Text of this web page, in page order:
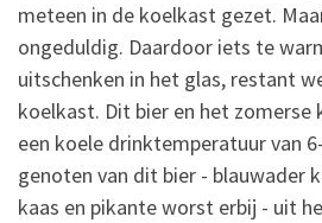
meteen in de koelkast gezet.
ongeduldig. Daardoor iets te
uitschenken in het glas, restant
koelkast. Dit bier en het zomerse
een koele drinktemperatuur van
genoten van dit bier - blauwader
kaas en pikante worst erbij - uit